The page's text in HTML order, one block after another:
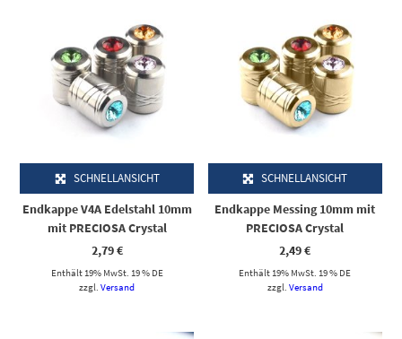
SCHNELLANSICHT
Endkappe V4A Edelstahl 10mm
mit PRECIOSA Crystal
2,79€
Enthält 19% MwSt. 19 % DE
zzgl.Versand
SCHNELLANSICHT
Endkappe Messing 10mm mit
PRECIOSA Crystal
2,49€
Enthält 19% MwSt. 19 % DE
zzgl. Versand